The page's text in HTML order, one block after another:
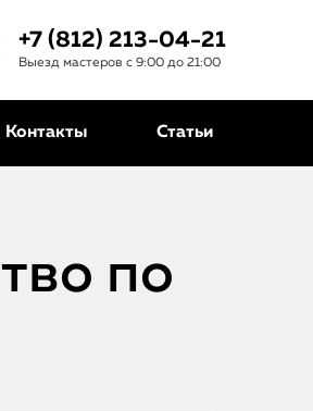
+7 (812) 213-04-21
Выезд мастеров с 9:00 до 21:00
Контакты Статьи
по